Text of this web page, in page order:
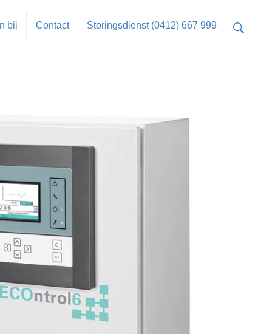
bij Contact Storingsdienst (0412) 667 999